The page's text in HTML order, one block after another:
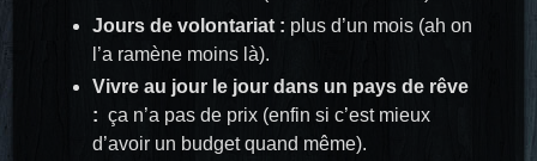
Jours de volontariat : plus d’un mois (ah on
l’a ramène moins là).
Vivre au jour le jour dans un pays de rêve
: ça n’a pas de prix (enfin si c’est mieux
d’avoir un budget quand même).